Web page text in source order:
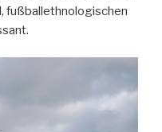
fußballethnologischen